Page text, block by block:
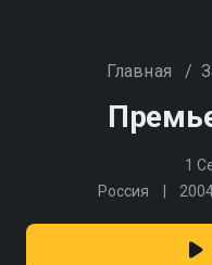
Главная /
1
Россия